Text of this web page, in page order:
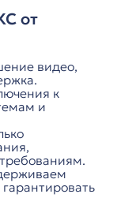
от
видео,
к
и